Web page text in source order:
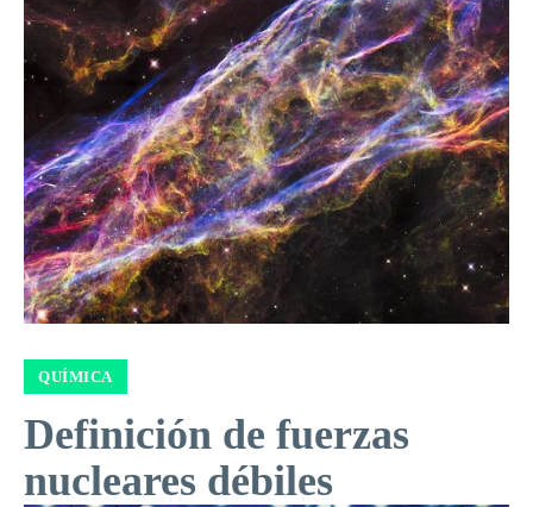
QUÍMICA
Definición de fuerzas
nucleares débiles